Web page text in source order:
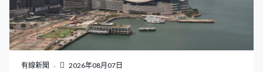
有線新聞 2026年08月07日